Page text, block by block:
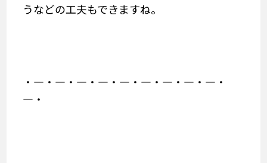
うなどの工夫もできますね。
・―・―・―・―・―・―・―・―・―・
―・